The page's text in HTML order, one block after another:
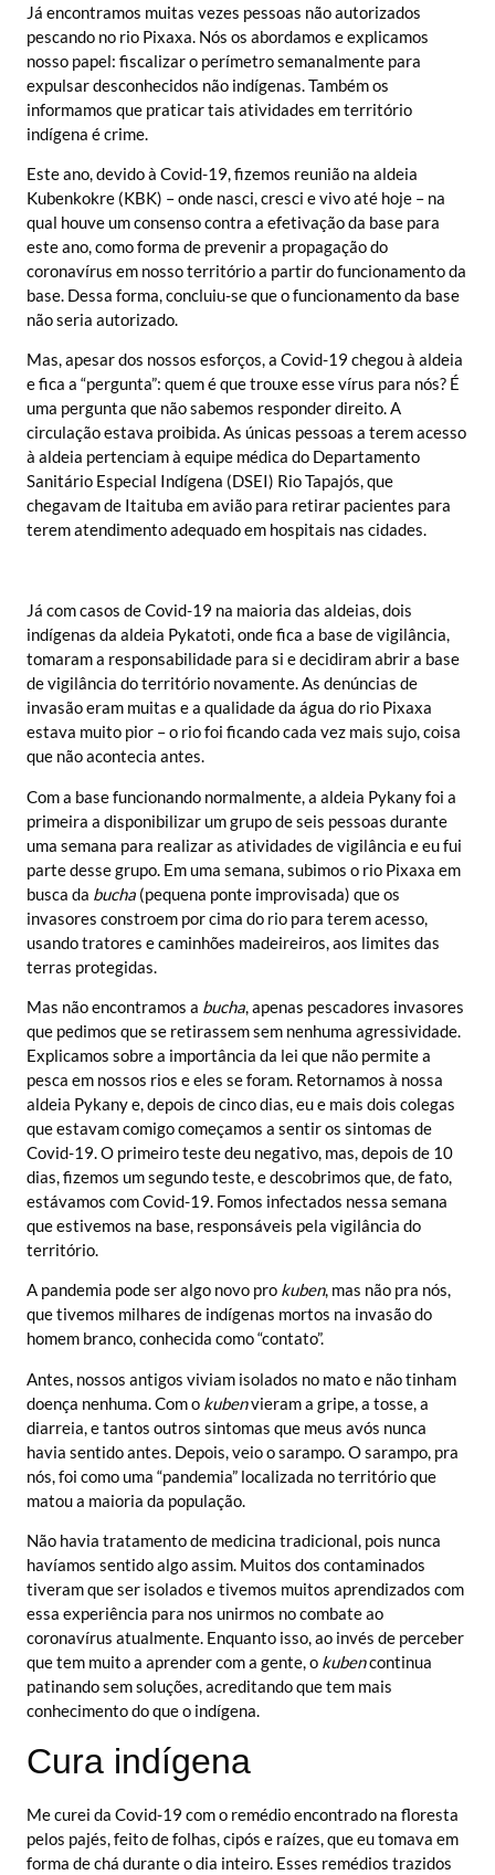
Já encontramos muitas vezes pessoas não autorizados
pescando no rio Pixaxa. Nós os abordamos e explicamos
nosso papel: fiscalizar o perímetro semanalmente para
expulsar desconhecidos não indígenas. Também os
informamos que praticar tais atividades em território
indígena é crime.
Este ano, devido à Covid-19, fizemos reunião na aldeia
Kubenkokre (KBK) – onde nasci, cresci e vivo até hoje – na
qual houve um consenso contra a efetivação da base para
este ano, como forma de prevenir a propagação do
coronavírus em nosso território a partir do funcionamento da
base. Dessa forma, concluiu-se que o funcionamento da base
não seria autorizado.
Mas, apesar dos nossos esforços, a Covid-19 chegou à aldeia
e fica a “pergunta”: quem é que trouxe esse vírus para nós? É
uma pergunta que não sabemos responder direito. A
circulação estava proibida. As únicas pessoas a terem acesso
à aldeia pertenciam à equipe médica do Departamento
Sanitário Especial Indígena (DSEI) Rio Tapajós, que
chegavam de Itaituba em avião para retirar pacientes para
terem atendimento adequado em hospitais nas cidades.
Já com casos de Covid-19 na maioria das aldeias, dois
indígenas da aldeia Pykatoti, onde fica a base de vigilância,
tomaram a responsabilidade para si e decidiram abrir a base
de vigilância do território novamente. As denúncias de
invasão eram muitas e a qualidade da água do rio Pixaxa
estava muito pior – o rio foi ficando cada vez mais sujo, coisa
que não acontecia antes.
Com a base funcionando normalmente, a aldeia Pykany foi a
primeira a disponibilizar um grupo de seis pessoas durante
uma semana para realizar as atividades de vigilância e eu fui
parte desse grupo. Em uma semana, subimos o rio Pixaxa em
busca da bucha (pequena ponte improvisada) que os
invasores constroem por cima do rio para terem acesso,
usando tratores e caminhões madeireiros, aos limites das
terras protegidas.
Mas não encontramos a bucha, apenas pescadores invasores
que pedimos que se retirassem sem nenhuma agressividade.
Explicamos sobre a importância da lei que não permite a
pesca em nossos rios e eles se foram. Retornamos à nossa
aldeia Pykany e, depois de cinco dias, eu e mais dois colegas
que estavam comigo começamos a sentir os sintomas de
Covid-19. O primeiro teste deu negativo, mas, depois de 10
dias, fizemos um segundo teste, e descobrimos que, de fato,
estávamos com Covid-19. Fomos infectados nessa semana
que estivemos na base, responsáveis pela vigilância do
território.
A pandemia pode ser algo novo pro kuben, mas não pra nós,
que tivemos milhares de indígenas mortos na invasão do
homem branco, conhecida como “contato”.
Antes, nossos antigos viviam isolados no mato e não tinham
doença nenhuma. Com o kubenvieram a gripe, a tosse, a
diarreia, e tantos outros sintomas que meus avós nunca
havia sentido antes. Depois, veio o sarampo. O sarampo, pra
nós, foi como uma “pandemia” localizada no território que
matou a maioria da população.
Não havia tratamento de medicina tradicional, pois nunca
havíamos sentido algo assim. Muitos dos contaminados
tiveram que ser isolados e tivemos muitos aprendizados com
essa experiência para nos unirmos no combate ao
coronavírus atualmente. Enquanto isso, ao invés de perceber
que tem muito a aprender com a gente, o kubencontinua
patinando sem soluções, acreditando que tem mais
conhecimento do que o indígena.
Cura indígena
Me curei da Covid-19 com o remédio encontrado na floresta
pelos pajés, feito de folhas, cipós e raízes, que eu tomava em
forma de chá durante o dia inteiro. Esses remédios trazidos